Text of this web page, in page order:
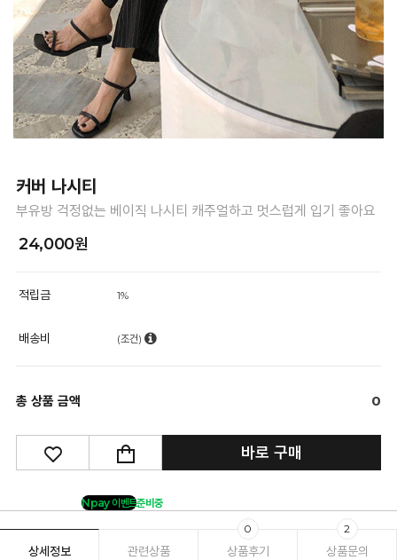
커버 나시티
부유방 걱정없는 베이직 나시티 캐주얼하고 멋스럽게 입기 좋아요
24,000원
적립금 1%
배송비 (조건)
총 상품 금액 0
바로 구매
Npay 이벤트준비중
상세정보 관련상품 상품후기
0
상품문의
2